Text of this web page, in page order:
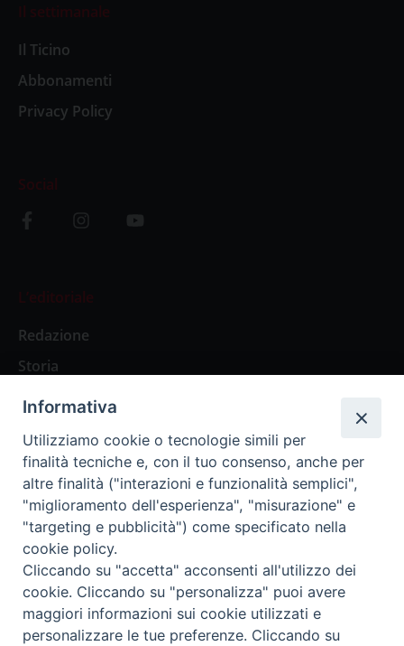
Il settimanale
Il Ticino
Abbonamenti
Privacy Policy
Social
L’editoriale
Redazione
Storia
Abbonamenti
Abbonamento Annuale Digitale
Abbonamento Annuale Cartaceo
Abbonamento Singola Copia Digitale
Redazione: Pavia, Piazza Duomo 11 - tel. 0382.24736 -
Informativa
Utilizziamo cookie o tecnologie simili per
finalità tecniche e, con il tuo consenso, anche per
altre finalità ("interazioni e funzionalità semplici",
"miglioramento dell'esperienza", "misurazione" e
"targeting e pubblicità") come specificato nella
cookie policy.
Cliccando su "accetta" acconsenti all'utilizzo dei
cookie. Cliccando su "personalizza" puoi avere
maggiori informazioni sui cookie utilizzati e
personalizzare le tue preferenze. Cliccando su